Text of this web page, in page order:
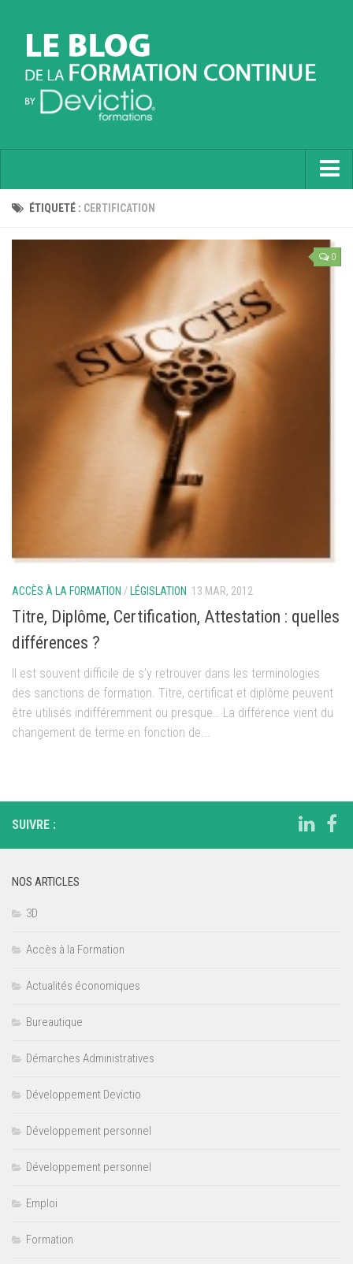
Accueil
Contactez nous
ÉTIQUETÉ : CERTIFICATION
0
ACCÈS À LA FORMATION / LÉGISLATION 13 MAR, 2012
Titre, Diplôme, Certification, Attestation : quelles
différences ?
Il est souvent difficile de s’y retrouver dans les terminologies
des sanctions de formation. Titre, certificat et diplôme peuvent
être utilisés indifféremment ou presque… La différence vient du
changement de terme en fonction de...
SUIVRE :
NOS ARTICLES
3D
Accès à la Formation
Actualités économiques
Bureautique
Démarches Administratives
Développement Devictio
Développement personnel
Développement personnel
Emploi
Formation